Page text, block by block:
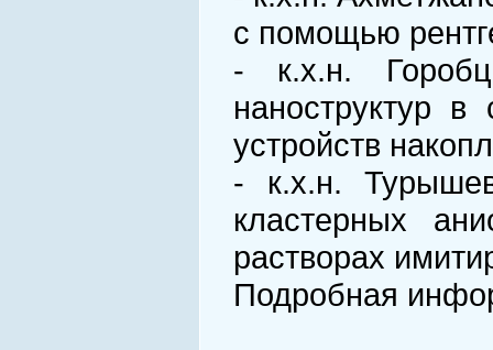
с помощью
- к.х.н.
наноструктур
устройств
- к.х.н.
кластерных
растворах
Подробная